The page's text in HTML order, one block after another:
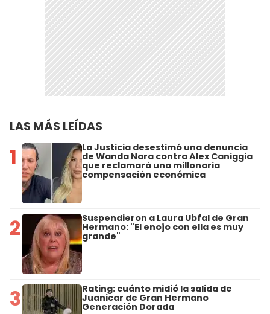
LAS MÁS LEÍDAS
1 La Justicia desestimó una denuncia
de Wanda Nara contra Alex Caniggia
que reclamará una millonaria
compensación económica
2 Suspendieron a Laura Ubfal de Gran
Hermano: "El enojo con ella es muy
grande"
3 Rating: cuánto midió la salida de
Juanicar de Gran Hermano
Generación Dorada